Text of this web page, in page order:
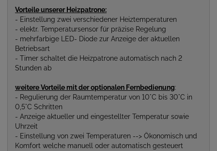
Vorteile unserer Heizpatrone:
- Einstellung zwei verschiedener Heiztemperaturen
- elektr. Temperatursensor für präzise Regelung
- mehrfarbige LED- Diode zur Anzeige der aktuellen
Betriebsart
- Timer schaltet die Heizpatrone automatisch nach 2
Stunden ab
weitere Vorteile mit deroptionalen Fernbedienung:
- Regulierung der Raumtemperatur von 10°C bis 30°C in
0,5°C Schritten
- Anzeige aktueller und eingestellter Temperatur sowie
Uhrzeit
- Einstellung von zwei Temperaturen --> Ökonomisch und
Komfort welche manuell oder automatisch gesteuert